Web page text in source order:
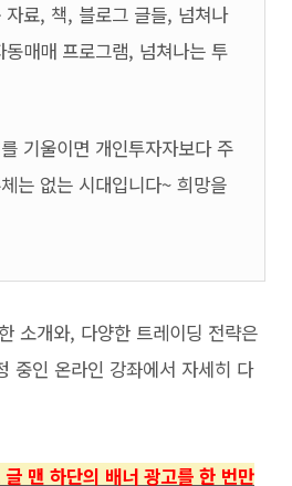
료, 책, 블로그 글들, 넘쳐나
매매 프로그램, 넘쳐나는 투
기울이면 개인투자자보다 주
는 없는 시대입니다~ 희망을
소개와, 다양한 트레이딩 전략은
중인 온라인 강좌에서 자세히 다
맨 하단의 배너 광고를 한 번만